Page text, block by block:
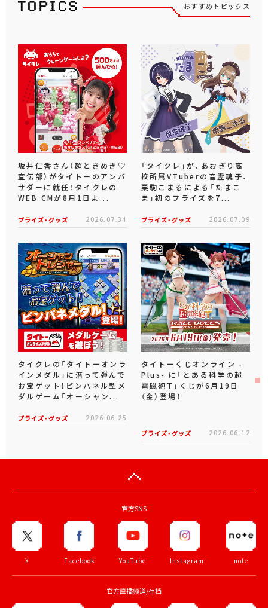
おすすめトピックス
坂井仁香さん（超ときめき♡
宣伝部）がタイトーのアンバ
サダーに就任！タイクレの
WEB CMが8月1日よ...
プライズ・グッズ 2026.07.31
「タイクレ」が、あおぎり高
校所属VTuberの音霊魂子、
栗駒こまるによる「たまこ
ま」初のプライズを7...
プライズ・グッズ 2026.07.09
タイクレの「タイトーオンラ
インメダル」に潜って弾んで
お宝ゲット！ピンパネル型メ
ダルゲーム「オーシャン...
プライズ・グッズ 2026.06.25
タイトーくじオンライン -
Plus- に「とある科学の超
電磁砲T」くじが6月19日
（金）登場！
プライズ・グッズ 2026.06.12
官方SNS
X Facebook YouTube Instagram note
官方直播频道/存档